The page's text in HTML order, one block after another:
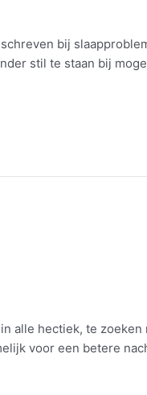
bij
stil te staan bij
alle hectiek, te zoeken
voor een betere